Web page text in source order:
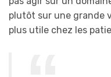
plutôt sur une grande
plus utile chez les